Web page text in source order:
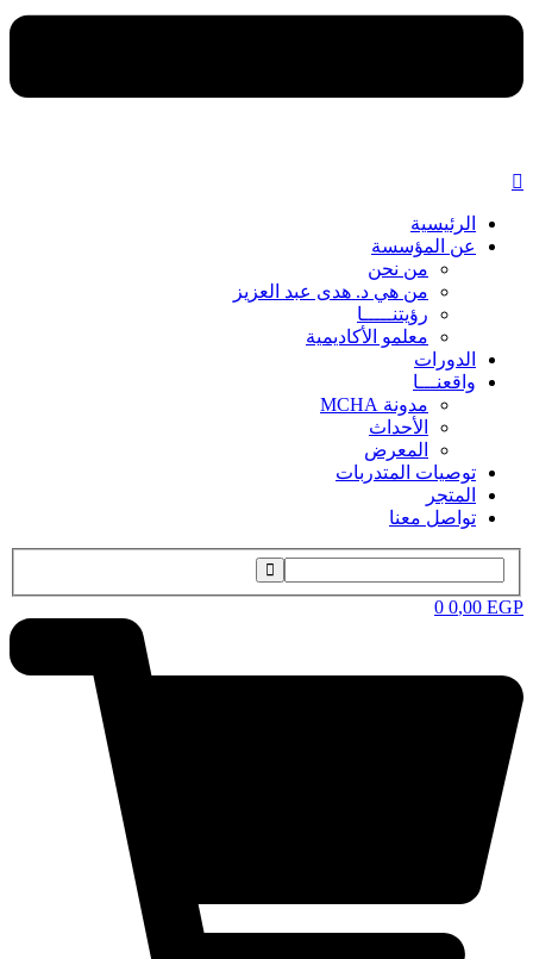
الرئيسية
عن المؤسسة
من نحن
من هي د. هدى عبد العزيز
رؤيتنـــــا
معلمو الأكاديمية
الدورات
واقعنـــا
مدونة MCHA
الأحداث
المعرض
توصيات المتدربات
المتجر
تواصل معنا
0,00 EGP
0